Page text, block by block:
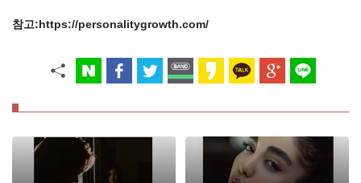
참고:https://personalitygrowth.com/